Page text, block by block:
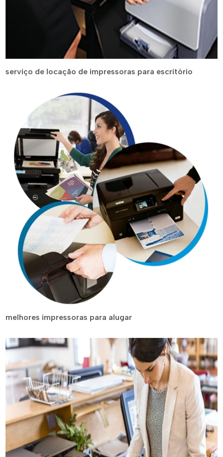
serviço de locação de impressoras para escritório
melhores impressoras para alugar